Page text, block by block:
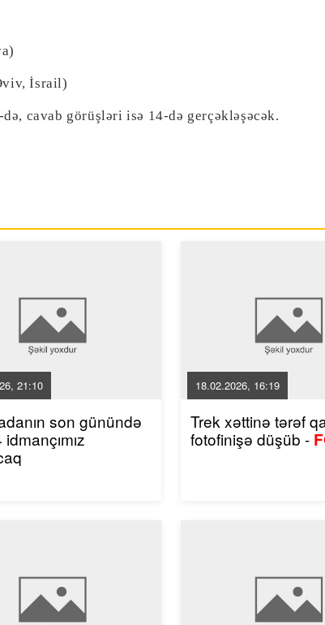
İsrail)
cavab görüşləri isə 14-də gerçəkləşəcək.
21:10
son günündə
18.02.2026, 16:19
Trek xəttinə tərəf
fotofinişə düşüb -